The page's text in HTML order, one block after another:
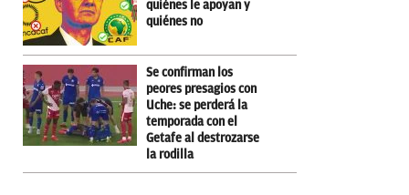
quiénes le apoyan y
quiénes no
Se confirman los
peores presagios con
Uche: se perderá la
temporada con el
Getafe al destrozarse
la rodilla